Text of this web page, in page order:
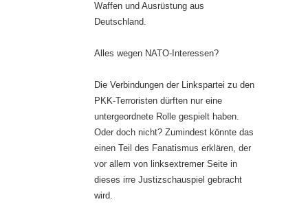
Waffen und Ausrüstung aus
Deutschland.
Alles wegen NATO-Interessen?
Die Verbindungen der Linkspartei zu den
PKK-Terroristen dürften nur eine
untergeordnete Rolle gespielt haben.
Oder doch nicht? Zumindest könnte das
einen Teil des Fanatismus erklären, der
vor allem von linksextremer Seite in
dieses irre Justizschauspiel gebracht
wird.